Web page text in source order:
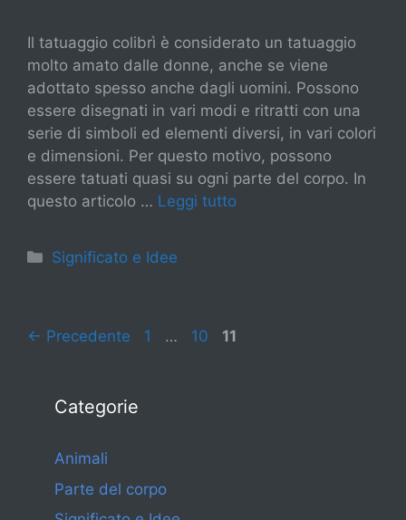
Il tatuaggio colibrì è considerato un tatuaggio
molto amato dalle donne, anche se viene
adottato spesso anche dagli uomini. Possono
essere disegnati in vari modi e ritratti con una
serie di simboli ed elementi diversi, in vari colori
e dimensioni. Per questo motivo, possono
essere tatuati quasi su ogni parte del corpo. In
questo articolo … Leggi tutto
Categorie
Significato e Idee
← Precedente Pagina
1 … Pagina
10 Pagina
11
Categorie
Animali
Parte del corpo